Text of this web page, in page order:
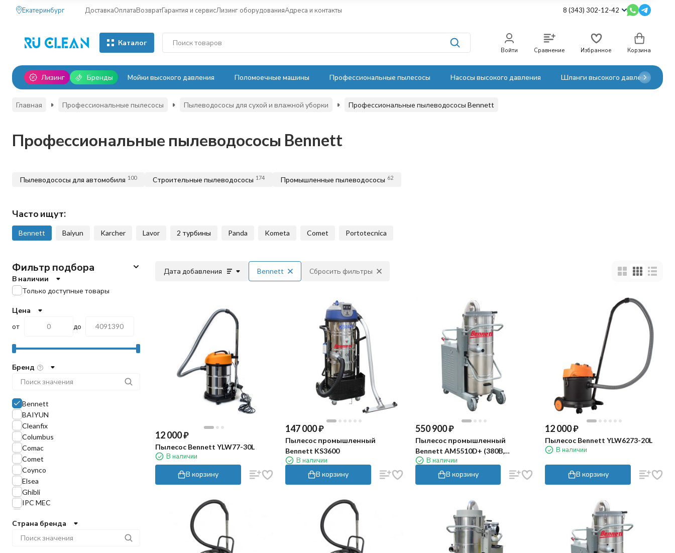
Екатеринбург ДоставкаОплатаВозвратГарантия и сервисЛизинг оборудованияАдреса и контакты 8 (343) 302-12-42
Каталог
Войти Сравнение Избранное Корзина
Лизинг Бренды Мойки высокого давления Поломоечные машины Профессиональные пылесосы Насосы высокого давления Шланги высокого давления
Главная Профессиональные пылесосы Пылеводососы для сухой и влажной уборки Профессиональные пылеводососы Bennett
Профессиональные пылеводососы Bennett
Пылеводососы для автомобиля 100 Строительные пылеводососы 174 Промышленные пылеводососы 62
Часто ищут:
Bennett Baiyun Karcher Lavor 2 турбины Panda Kometa Comet Portotecnica
Дата добавления Bennett Сбросить фильтры
12 000₽
Пылесос Bennett YLW77-30L
В наличии
В корзину
147 000₽
Пылесос промышленный
Bennett KS3600
В наличии
В корзину
550 900₽
Пылесос промышленный
Bennett AM5510D+ (380В,
авт.очистка)
В наличии
В корзину
12 000₽
Пылесос Bennett YLW6273-20L
В наличии
В корзину
Фильтр подбора
В наличии
Только доступные товары
Цена
от
до
Бренд
BAIYUN
Bennett
Cleanfix
Columbus
Comac
Comet
Coynco
Elsea
Ghibli
IPC MEC
Karcher
Kometa
Страна бренда